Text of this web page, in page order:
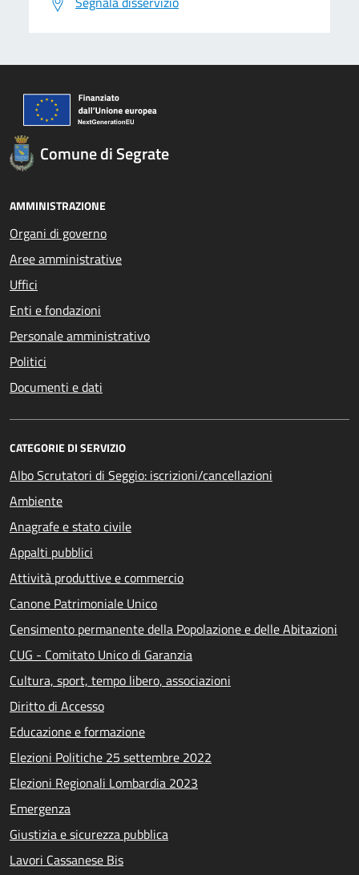
Comune di Segrate
AMMINISTRAZIONE
Organi di governo
Aree amministrative
Uffici
Enti e fondazioni
Personale amministrativo
Politici
Documenti e dati
CATEGORIE DI SERVIZIO
Albo Scrutatori di Seggio: iscrizioni/cancellazioni
Ambiente
Anagrafe e stato civile
Appalti pubblici
Attività produttive e commercio
Canone Patrimoniale Unico
Censimento permanente della Popolazione e delle Abitazioni
CUG - Comitato Unico di Garanzia
Cultura, sport, tempo libero, associazioni
Diritto di Accesso
Educazione e formazione
Elezioni Politiche 25 settembre 2022
Elezioni Regionali Lombardia 2023
Emergenza
Giustizia e sicurezza pubblica
Lavori Cassanese Bis